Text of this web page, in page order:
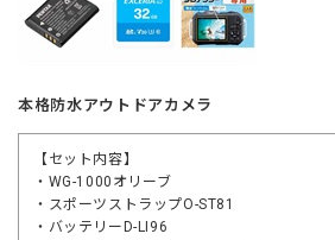
本格防水アウトドアカメラ
【セット内容】
・WG-1000オリーブ
・スポーツストラップO-ST81
・バッテリーD-LI96